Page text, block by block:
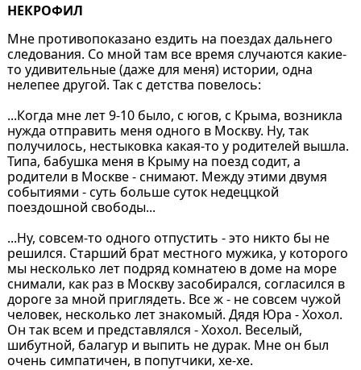
НЕКРОФИЛ
Мне противопоказано ездить на поездах дальнего
следования. Со мной там все время случаются какие-
то удивительные (даже для меня) истории, одна
нелепее другой. Так с детства повелось:
...Когда мне лет 9-10 было, с югов, с Крыма, возникла
нужда отправить меня одного в Москву. Ну, так
получилось, нестыковка какая-то у родителей вышла.
Типа, бабушка меня в Крыму на поезд содит, а
родители в Москве - снимают. Между этими двумя
событиями - суть больше суток недеццкой
поездошной свободы...
...Ну, совсем-то одного отпустить - это никто бы не
решился. Старший брат местного мужика, у которого
мы несколько лет подряд комнатею в доме на море
снимали, как раз в Москву засобирался, согласился в
дороге за мной приглядеть. Все ж - не совсем чужой
человек, несколько лет знакомый. Дядя Юра - Хохол.
Он так всем и представлялся - Хохол. Веселый,
шибутной, балагур и выпить не дурак. Мне он был
очень симпатичен, в попутчики, хе-хе.